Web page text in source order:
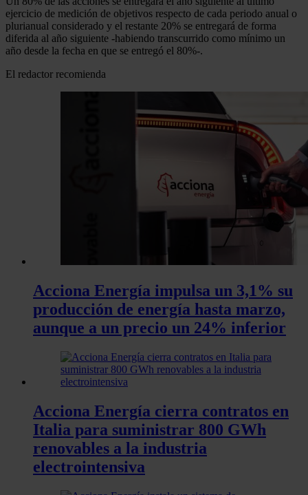
ejercicio de medición de objetivos respecto de cada periodo anual o
plurianual considerado y el restante 20% se entregará de forma
diferida al año siguiente -habiendo transcurrido como mínimo un
año desde la fecha en que se entregó el 80%-.
El redactor recomienda
Acciona Energía impulsa un 3,1% su
producción de energía hasta marzo,
aunque a un precio un 24% inferior
Acciona Energía cierra contratos en
Italia para suministrar 800 GWh
renovables a la industria
electrointensiva